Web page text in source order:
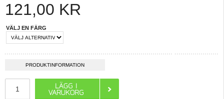
121,00 KR
VÄLJ EN FÄRG
PRODUKTINFORMATION